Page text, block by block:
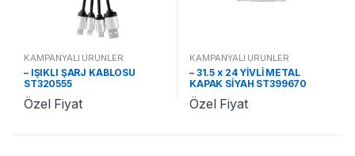
KAMPANYALI ÜRÜNLER
– IŞIKLI ŞARJ KABLOSU
ST320555
Özel Fiyat
KAMPANYALI ÜRÜNLER
– 31.5 x 24 YİVLİ METAL
KAPAK SİYAH ST399670
Özel Fiyat